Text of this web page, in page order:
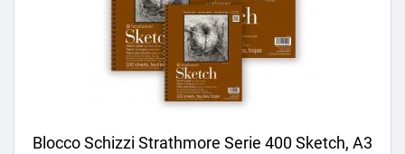
Blocco Schizzi Strathmore Serie 400 Sketch, A3